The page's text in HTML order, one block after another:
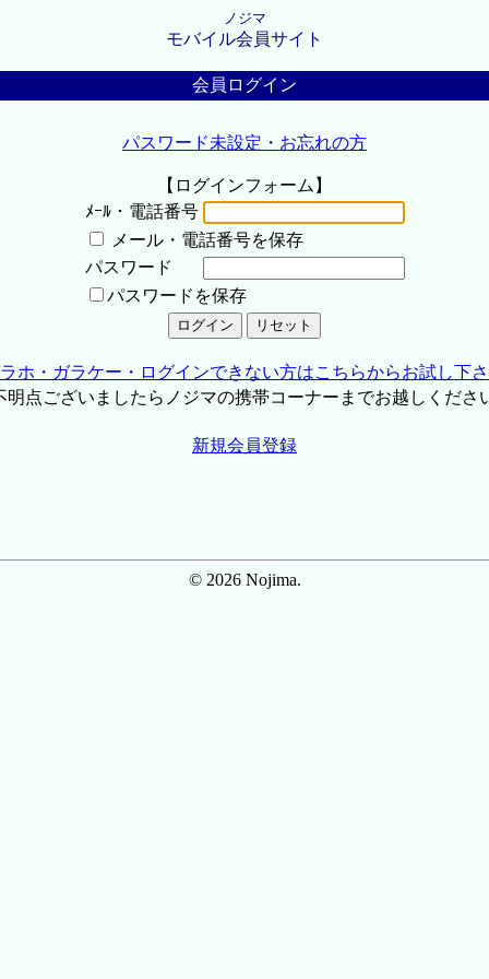
ノジマ
モバイル会員サイト
会員ログイン
パスワード未設定・お忘れの方
【ログインフォーム】
ﾒｰﾙ・電話番号
メール・電話番号を保存
パスワード
パスワードを保存
ホ・ガラケー・ログインできない方はこちらからお試し下
点ございましたらノジマの携帯コーナーまでお越しくださ
新規会員登録
© 2026 Nojima.